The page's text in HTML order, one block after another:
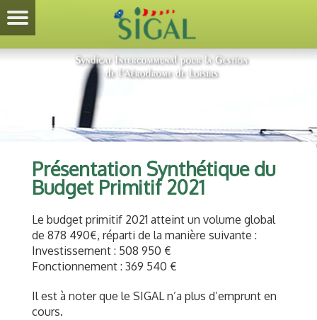
Présentation Synthétique du
Budget Primitif 2021
Le budget primitif 2021 atteint un volume global
de 878 490€, réparti de la manière suivante :
Investissement : 508 950 €
Fonctionnement : 369 540 €
Il est à noter que le SIGAL n’a plus d’emprunt en
cours.